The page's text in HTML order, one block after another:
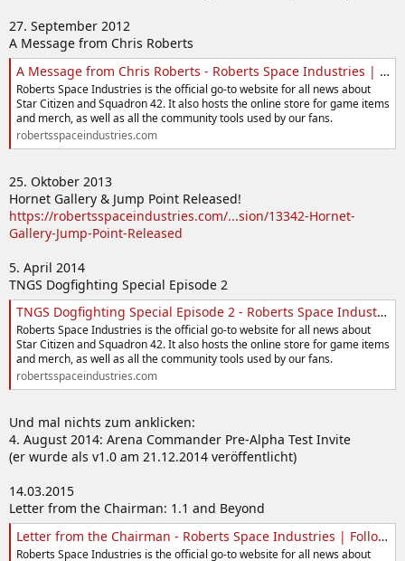
27. September 2012
A Message from Chris Roberts
A Message from Chris Roberts - Roberts Space Industries | Follow the development of Star Citizen and Squadron 42
Roberts Space Industries is the official go-to website for all news about
Star Citizen and Squadron 42. It also hosts the online store for game items
and merch, as well as all the community tools used by our fans.
robertsspaceindustries.com
25. Oktober 2013
Hornet Gallery & Jump Point Released!
https://robertsspaceindustries.com/...sion/13342-Hornet-
Gallery-Jump-Point-Released
5. April 2014
TNGS Dogfighting Special Episode 2
TNGS Dogfighting Special Episode 2 - Roberts Space Industries | Follow the development of Star Citizen and Squadron 42
Roberts Space Industries is the official go-to website for all news about
Star Citizen and Squadron 42. It also hosts the online store for game items
and merch, as well as all the community tools used by our fans.
robertsspaceindustries.com
Und mal nichts zum anklicken:
4. August 2014: Arena Commander Pre-Alpha Test Invite
(er wurde als v1.0 am 21.12.2014 veröffentlicht)
14.03.2015
Letter from the Chairman: 1.1 and Beyond
Letter from the Chairman - Roberts Space Industries | Follow the development of Star Citizen and Squadron 42
Roberts Space Industries is the official go-to website for all news about